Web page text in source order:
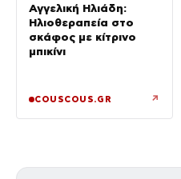
Αγγελική Ηλιάδη:
Ηλιοθεραπεία στο
σκάφος με κίτρινο
μπικίνι
COUSCOUS.GR ↗